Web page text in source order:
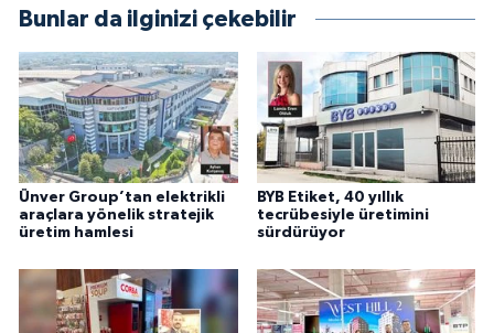
Bunlar da ilginizi çekebilir
Ünver Group’tan elektrikli
araçlara yönelik stratejik
üretim hamlesi
BYB Etiket, 40 yıllık
tecrübesiyle üretimini
sürdürüyor